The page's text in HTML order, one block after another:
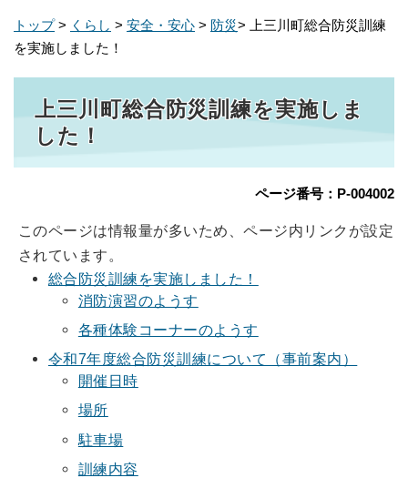
トップ> くらし > 安全・安心 > 防災> 上三川町総合防災訓練
を実施しました！
上三川町総合防災訓練を実施しま
した！
ページ番号：P-004002
このページは情報量が多いため、ページ内リンクが設定
されています。
総合防災訓練を実施しました！
消防演習のようす
各種体験コーナーのようす
令和7年度総合防災訓練について（事前案内）
開催日時
場所
駐車場
訓練内容